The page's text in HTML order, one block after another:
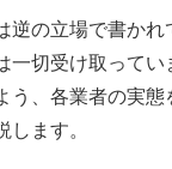
逆の立場で書かれ
一切受け取ってい
う、各業者の実態
ます。